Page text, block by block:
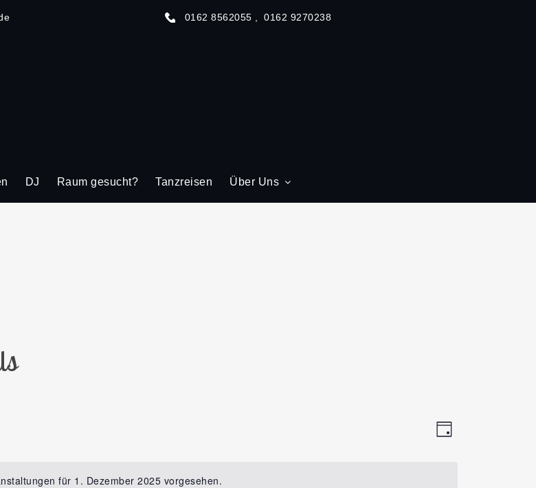
0162 8562055 0162 9270238
DJ Raum gesucht? Tanzreisen Über Uns
für 1. Dezember 2025 vorgesehen.
Tag